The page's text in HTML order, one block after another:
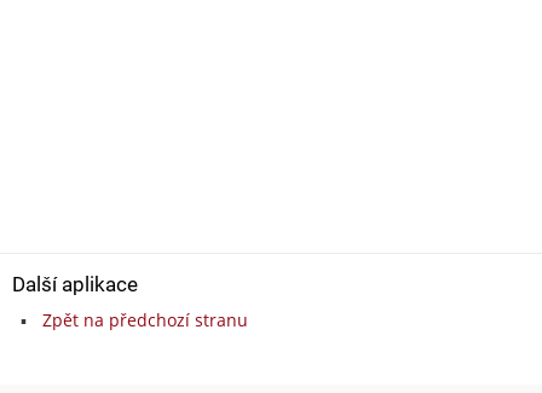
Další aplikace
Zpět na předchozí stranu